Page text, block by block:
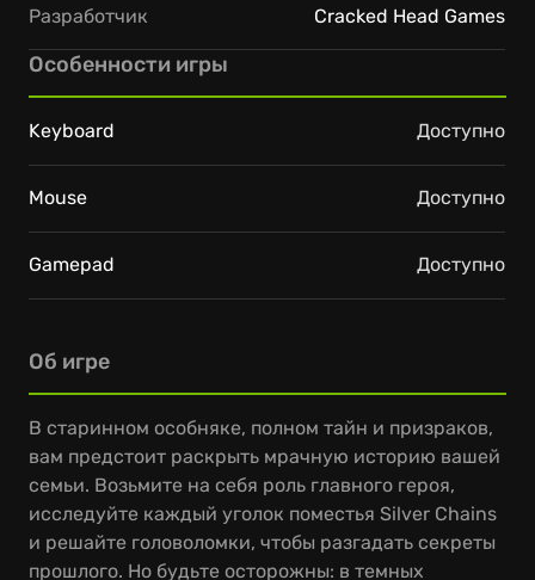
Об игре
В старинном особняке, полном тайн и призраков,
вам предстоит раскрыть мрачную историю вашей
семьи. Возьмите на себя роль главного героя,
исследуйте каждый уголок поместья Silver Chains
и решайте головоломки, чтобы разгадать секреты
прошлого. Но будьте осторожны: в темных
Разработчик Cracked Head Games
Особенности игры
Keyboard Доступно
Mouse Доступно
Gamepad Доступно